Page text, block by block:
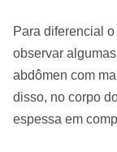
Para diferencial
observar
abdômen com
disso, no corpo
espessa em